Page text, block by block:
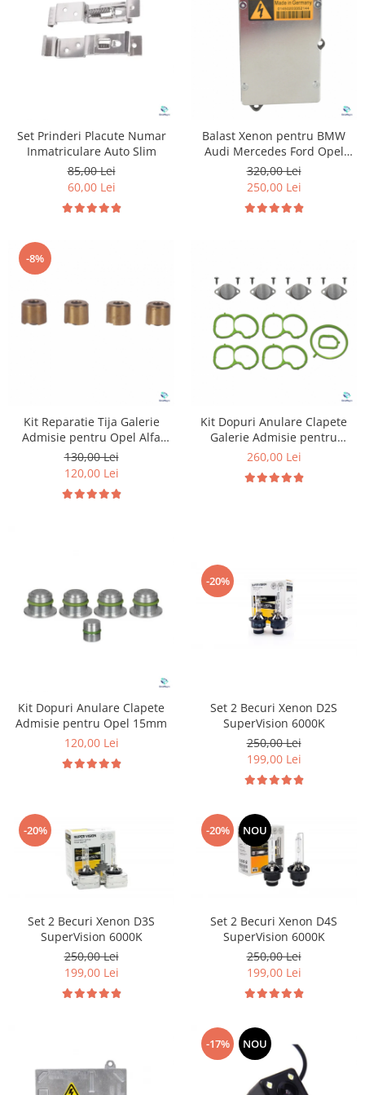
Suzuki
Toyota
Dopuri anulare clapete admisie
Garnituri galerie admisie BMW
Valve PCV
95%
Eleron Portbagaj
Set Prinderi Placute Numar
Inmatriculare Auto Slim
85,00 Lei
60,00 Lei
Balast Xenon pentru BMW
Audi Mercedes Ford Opel
Jaguar Skoda Saab Land Rover
Volkswagen
320,00 Lei
250,00 Lei
-8%
Kit Reparatie Tija Galerie
Admisie pentru Opel Alfa
Romeo Saab
130,00 Lei
120,00 Lei
Kit Dopuri Anulare Clapete
Galerie Admisie pentru
Opel 2.0 &1.9
260,00 Lei
Kit Dopuri Anulare Clapete
Admisie pentru Opel 15mm
120,00 Lei
-20%
Set 2 Becuri Xenon D2S
SuperVision 6000K
250,00 Lei
199,00 Lei
-20%
Set 2 Becuri Xenon D3S
SuperVision 6000K
250,00 Lei
199,00 Lei
-20% NOU
Set 2 Becuri Xenon D4S
SuperVision 6000K
250,00 Lei
199,00 Lei
-17% NOU